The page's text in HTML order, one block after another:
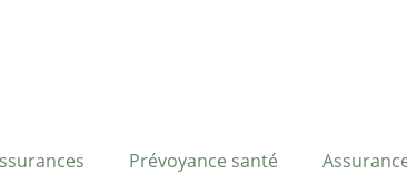
Prévoyance santé